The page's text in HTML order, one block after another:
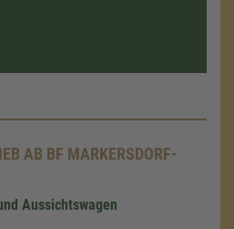
AB BF MARKERSDORF-
Aussichtswagen